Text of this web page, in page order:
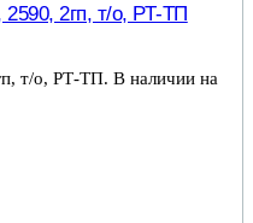
2гп, т/о, РТ-ТП
т/о, РТ-ТП. В наличии на